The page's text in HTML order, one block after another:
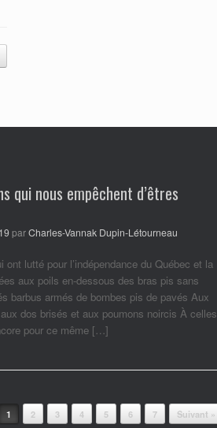
qui nous empêchent d’êtres
parCharles-Vannak Dupin-Létourneau
lutté pour l’indépendance du Québec et la
aux poils en-dessous des bras pis sans
barbus armés de bombes pis de pavés Aux
dos brisés et aux poumons noircis À celles
pour ce même […]
1 2 3 4 5 6 7 Suivant »